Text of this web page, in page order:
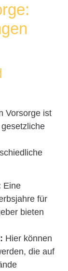
Vorsorge ist
Eine
für
bieten
Hier können
die auf